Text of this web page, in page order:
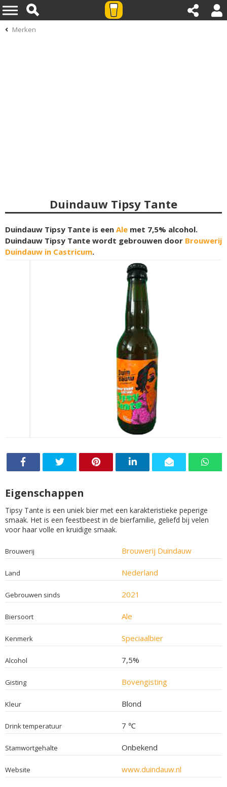
Merken
Duindauw Tipsy Tante
Duindauw Tipsy Tante is een Ale met 7,5% alcohol.
Duindauw Tipsy Tante wordt gebrouwen door Brouwerij
Duindauw in Castricum.
Eigenschappen
Tipsy Tante is een uniek bier met een karakteristieke peperige
smaak. Het is een feestbeest in de bierfamilie, geliefd bij velen
voor haar volle en kruidige smaak.
Brouwerij Brouwerij Duindauw
Land Nederland
Gebrouwen sinds 2021
Biersoort Ale
Kenmerk Speciaalbier
Alcohol 7,5%
Gisting Bovengisting
Kleur Blond
Drink temperatuur 7 ℃
Stamwortgehalte Onbekend
Website www.duindauw.nl